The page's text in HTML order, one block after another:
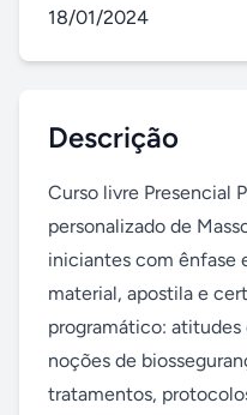
18/01/2024
Descrição
Curso livre Presencial
personalizado de
iniciantes com ênfase
material, apostila e
programático:
noções de
tratamentos,